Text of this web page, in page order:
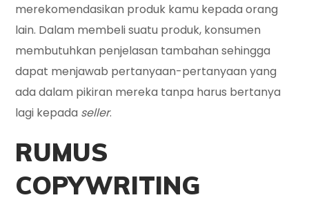
merekomendasikan produk kamu kepada orang
lain. Dalam membeli suatu produk, konsumen
membutuhkan penjelasan tambahan sehingga
dapat menjawab pertanyaan-pertanyaan yang
ada dalam pikiran mereka tanpa harus bertanya
lagi kepada seller.
RUMUS
COPYWRITING